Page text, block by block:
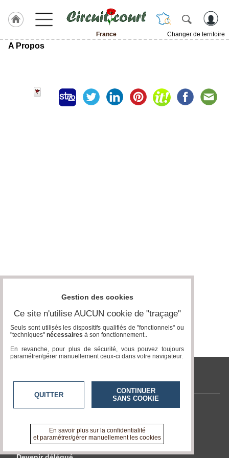
France Changer de territoire
A Propos
circuit-court.smartrezo.fr
En savoir +
A propos de circuit-court.smartrezo.fr
Gestion des cookies
Ce site n'utilise AUCUN cookie de "traçage"
Seuls sont utilisés les dispositifs qualifiés de "fonctionnels" ou
"techniques" nécessaires à son fonctionnement..
En revanche, pour plus de sécurité, vous pouvez toujours
paramétrer/gérer manuellement ceux-ci dans votre navigateur.
QUITTER
CONTINUER
SANS COOKIE
En savoir plus sur la confidentialité
et paramétrer/gérer manuellement les cookies